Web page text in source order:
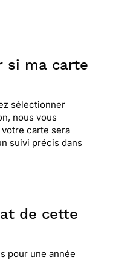
si ma carte
sélectionner
nous vous
carte sera
suivi précis dans
de cette
pour une année